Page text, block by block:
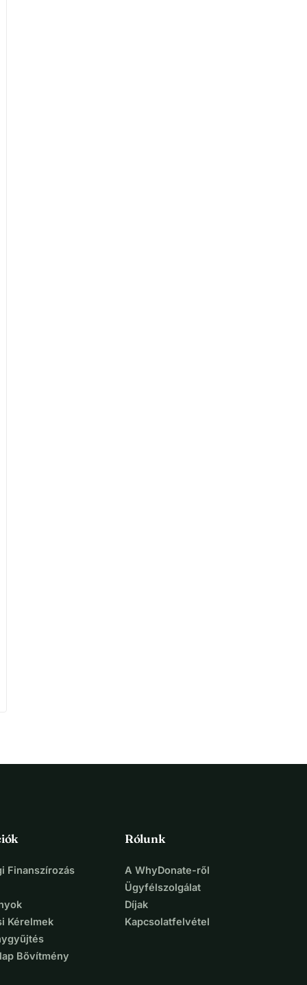
Finanszírozás
Kérelmek
Bővítmény
Rólunk
A WhyDonate-ről
Ügyfélszolgálat
Díjak
Kapcsolatfelvétel